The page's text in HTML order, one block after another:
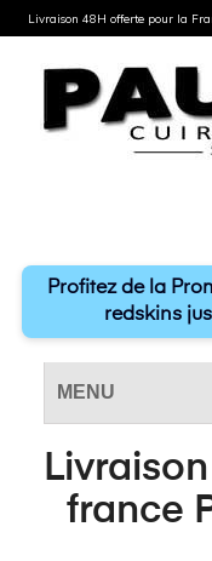
Profitez de la
redskins
MENU
france
Livraison 48H offerte pour la